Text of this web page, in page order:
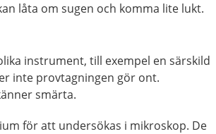
låta om sugen och komma lite lukt.
instrument, till exempel en särskild
inte provtagningen gör ont.
smärta.
för att undersökas i mikroskop. De